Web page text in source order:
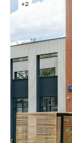
+2